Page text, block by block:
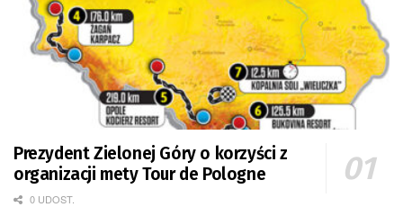
Prezydent Zielonej Góry o korzyści z
organizacji mety Tour de Pologne
0 UDOST.